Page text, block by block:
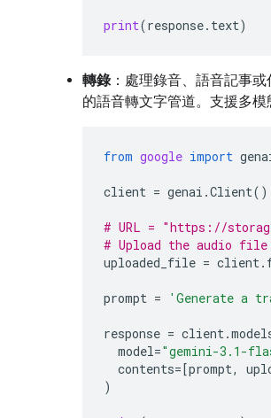
print(response. text)
轉錄：處理錄音、語音記事
的語音轉文字管道。支援多
from google import
client = genai .Client()
# URL = "https://
# Upload the audio
uploaded_file = client.
prompt = 'Generate a
response = client.
model="gemini-3.1-
contents=[prompt,
)